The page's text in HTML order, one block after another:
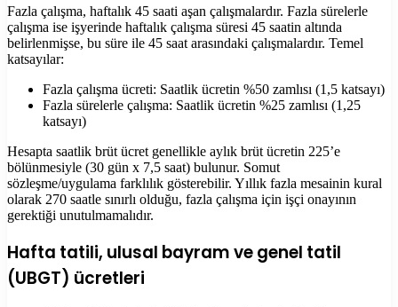
Fazla çalışma, haftalık 45 saati aşan çalışmalardır. Fazla sürelerle
çalışma ise işyerinde haftalık çalışma süresi 45 saatin altında
belirlenmişse, bu süre ile 45 saat arasındaki çalışmalardır. Temel
katsayılar:
Fazla çalışma ücreti: Saatlik ücretin %50 zamlısı (1,5 katsayı)
Fazla sürelerle çalışma: Saatlik ücretin %25 zamlısı (1,25
katsayı)
Hesapta saatlik brüt ücret genellikle aylık brüt ücretin 225’e
bölünmesiyle (30 gün x 7,5 saat) bulunur. Somut
sözleşme/uygulama farklılık gösterebilir. Yıllık fazla mesainin kural
olarak 270 saatle sınırlı olduğu, fazla çalışma için işçi onayının
gerektiği unutulmamalıdır.
Hafta tatili, ulusal bayram ve genel tatil
(UBGT) ücretleri